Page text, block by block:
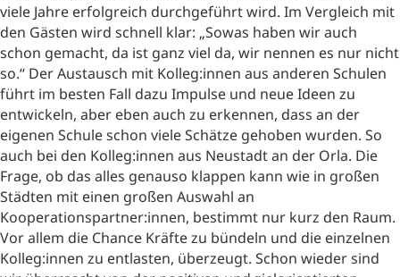
viele Jahre erfolgreich durchgeführt wird. Im Vergleich mit
den Gästen wird schnell klar: „Sowas haben wir auch
schon gemacht, da ist ganz viel da, wir nennen es nur nicht
so.“ Der Austausch mit Kolleg:innen aus anderen Schulen
führt im besten Fall dazu Impulse und neue Ideen zu
entwickeln, aber eben auch zu erkennen, dass an der
eigenen Schule schon viele Schätze gehoben wurden. So
auch bei den Kolleg:innen aus Neustadt an der Orla. Die
Frage, ob das alles genauso klappen kann wie in großen
Städten mit einen großen Auswahl an
Kooperationspartner:innen, bestimmt nur kurz den Raum.
Vor allem die Chance Kräfte zu bündeln und die einzelnen
Kolleg:innen zu entlasten, überzeugt. Schon wieder sind